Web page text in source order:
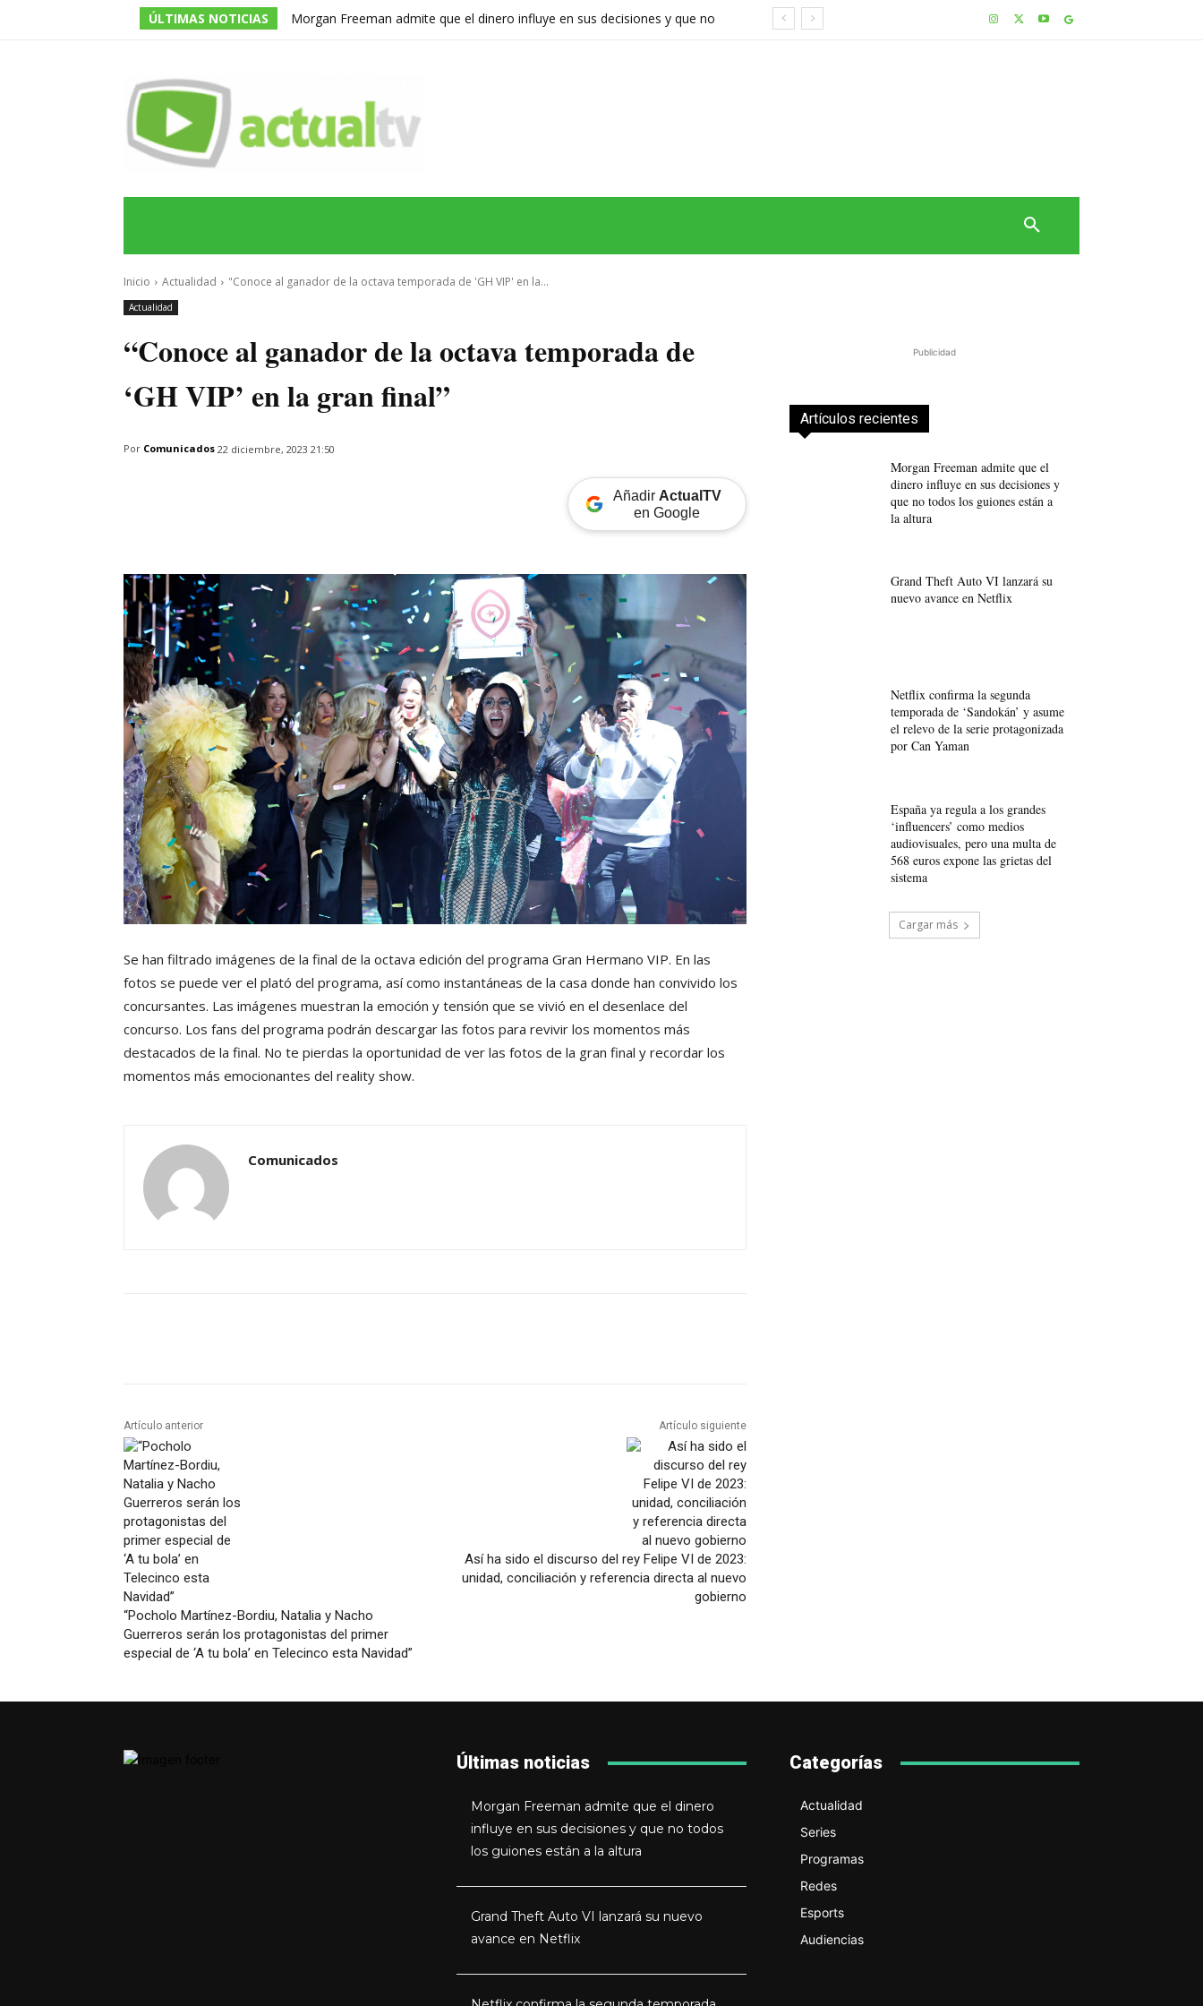
ÚLTIMAS NOTICIAS
Morgan Freeman admite que el dinero influye en sus decisiones y que no
Inicio Actualidad "Conoce al ganador de la octava temporada de 'GH VIP' en la...
Actualidad
“Conoce al ganador de la octava temporada de
‘GH VIP’ en la gran final”
Por Comunicados 22 diciembre, 2023 21:50
Añadir ActualTV
en Google
Se han filtrado imágenes de la final de la octava edición del programa Gran Hermano VIP. En las
fotos se puede ver el plató del programa, así como instantáneas de la casa donde han convivido los
concursantes. Las imágenes muestran la emoción y tensión que se vivió en el desenlace del
concurso. Los fans del programa podrán descargar las fotos para revivir los momentos más
destacados de la final. No te pierdas la oportunidad de ver las fotos de la gran final y recordar los
momentos más emocionantes del reality show.
Comunicados
Artículo anterior
“Pocholo Martínez-Bordiu, Natalia y Nacho
Guerreros serán los protagonistas del primer
especial de ‘A tu bola’ en Telecinco esta Navidad”
Artículo siguiente
Así ha sido el discurso del rey Felipe VI de 2023:
unidad, conciliación y referencia directa al nuevo
gobierno
Publicidad
Artículos recientes
Morgan Freeman admite que el
dinero influye en sus decisiones y
que no todos los guiones están a
la altura
Grand Theft Auto VI lanzará su
nuevo avance en Netflix
Netflix confirma la segunda
temporada de ‘Sandokán’ y asume
el relevo de la serie protagonizada
por Can Yaman
España ya regula a los grandes
‘influencers’ como medios
audiovisuales, pero una multa de
568 euros expone las grietas del
sistema
Cargar más
Últimas noticias
Morgan Freeman admite que el dinero
influye en sus decisiones y que no todos
los guiones están a la altura
Grand Theft Auto VI lanzará su nuevo
avance en Netflix
Categorías
Actualidad
Series
Programas
Redes
Esports
Audiencias